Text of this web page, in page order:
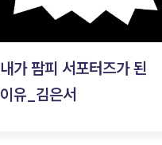
내가 팜피 서포터즈가 된
이유_김은서